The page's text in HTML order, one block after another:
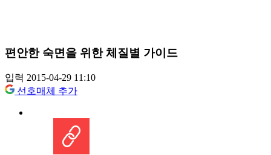
편안한 숙면을 위한 체질별 가이드
입력 2015-04-29 11:10
선호매체 추가